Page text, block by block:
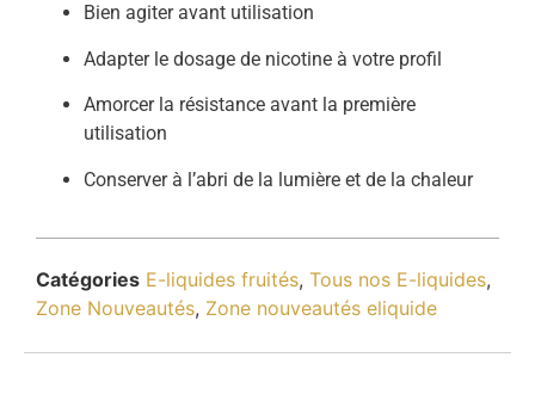
Bien agiter avant utilisation
Adapter le dosage de nicotine à votre profil
Amorcer la résistance avant la première
utilisation
Conserver à l’abri de la lumière et de la chaleur
Catégories E-liquides fruités, Tous nos E-liquides,
Zone Nouveautés, Zone nouveautés eliquide